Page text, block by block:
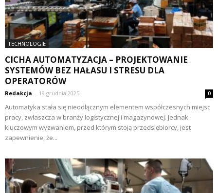
TECHNOLOGIE
CICHA AUTOMATYZACJA – PROJEKTOWANIE
SYSTEMÓW BEZ HAŁASU I STRESU DLA
OPERATORÓW
Redakcja - 19 grudnia 2025 0
Automatyka stała się nieodłącznym elementem współczesnych miejsc
pracy, zwłaszcza w branży logistycznej i magazynowej. Jednak
kluczowym wyzwaniem, przed którym stoją przedsiębiorcy, jest
zapewnienie, że...